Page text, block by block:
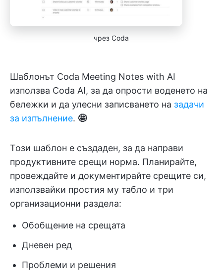
чрез Coda
Шаблонът Coda Meeting Notes with AI
използва Coda AI, за да опрости воденето на
бележки и да улесни записването на задачи
за изпълнение. 🤩
Този шаблон е създаден, за да направи
продуктивните срещи норма. Планирайте,
провеждайте и документирайте срещите си,
използвайки простия му табло и три
организационни раздела:
Обобщение на срещата
Дневен ред
Проблеми и решения